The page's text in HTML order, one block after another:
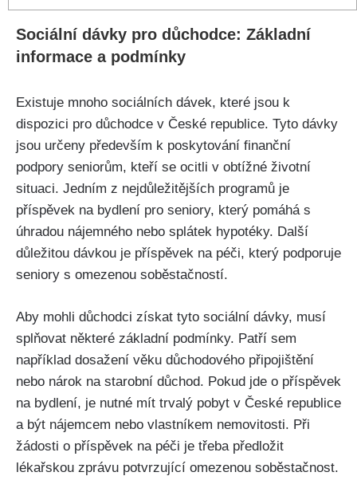
Sociální dávky pro důchodce: Základní
informace a podmínky
Existuje mnoho sociálních dávek, které jsou k
dispozici pro důchodce v České republice. Tyto dávky
jsou určeny především k poskytování finanční
podpory seniorům, kteří se ocitli v obtížné životní
situaci. Jedním z nejdůležitějších programů je
příspěvek na bydlení pro seniory, který pomáhá s
úhradou nájemného nebo splátek hypotéky. Další
důležitou dávkou je příspěvek na péči, který podporuje
seniory s omezenou soběstačností.
Aby mohli důchodci získat tyto sociální dávky, musí
splňovat některé základní podmínky. Patří sem
například dosažení věku důchodového připojištění
nebo nárok na starobní důchod. Pokud jde o příspěvek
na bydlení, je nutné mít trvalý pobyt v České republice
a být nájemcem nebo vlastníkem nemovitosti. Při
žádosti o příspěvek na péči je třeba předložit
lékařskou zprávu potvrzující omezenou soběstačnost.